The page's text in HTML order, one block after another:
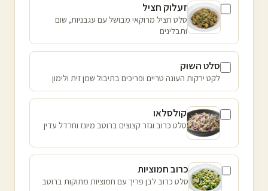
זעלוק חציל
סלט חציל מרוקאי מבושל עם עגבניות, שום
ותבלינים
סלט השוק
לקט ירקות העונה טריים ופריכים בתיבול שמן זית ולימון
קולסלאו
סלט כרוב וגזר קצוצים ברוטב מיונז וחרדל עדין
כרוב חמוציות
סלט כרוב לבן פריך עם חמוציות מתוקות ברוטב